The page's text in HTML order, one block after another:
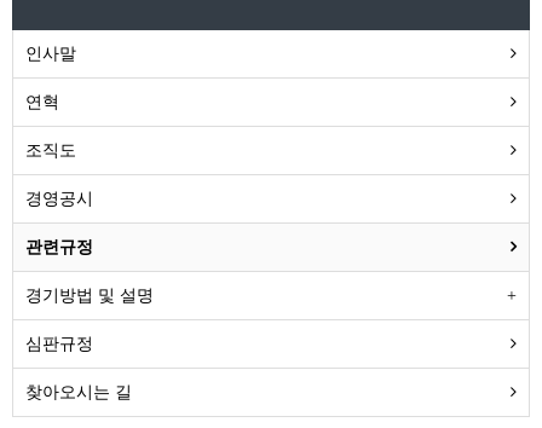
인사말
연혁
조직도
경영공시
관련규정
경기방법 및 설명
심판규정
찾아오시는 길